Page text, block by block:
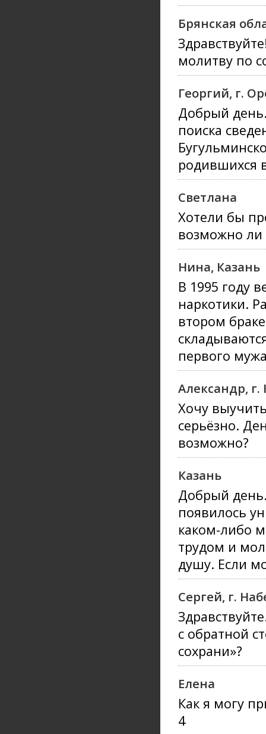
Брянская
молитву по
Георгий, г.
Добрый
поиска
родившихся
Светлана
Хотели бы
возможно ли
Нина, Казань
В 1995 году
наркотики.
втором
первого
Александр, г.
Хочу
серьёзно.
возможно?
Казань
Добрый
появилось
каком-либо
трудом и
душу. Если
Сергей, г.
с обратной
сохрани»?
Елена
Как я могу
4